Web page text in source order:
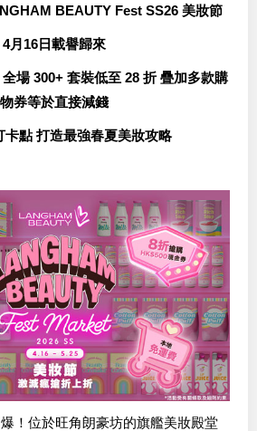
BEAUTY Fest SS26 美妝節
4月16日載譽歸來
全場 300+ 套裝低至 28 折 疊加多款購
物券等於直接減錢
卡點 打造最強春夏美妝攻略
！位於旺角朗豪坊的旗艦美妝殿堂